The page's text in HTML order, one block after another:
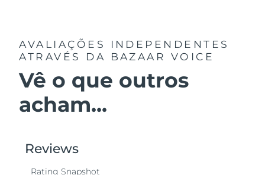
AVALIAÇÕES INDEPENDENTES
ATRAVÉS DA BAZAAR VOICE
Vê o que outros
acham...